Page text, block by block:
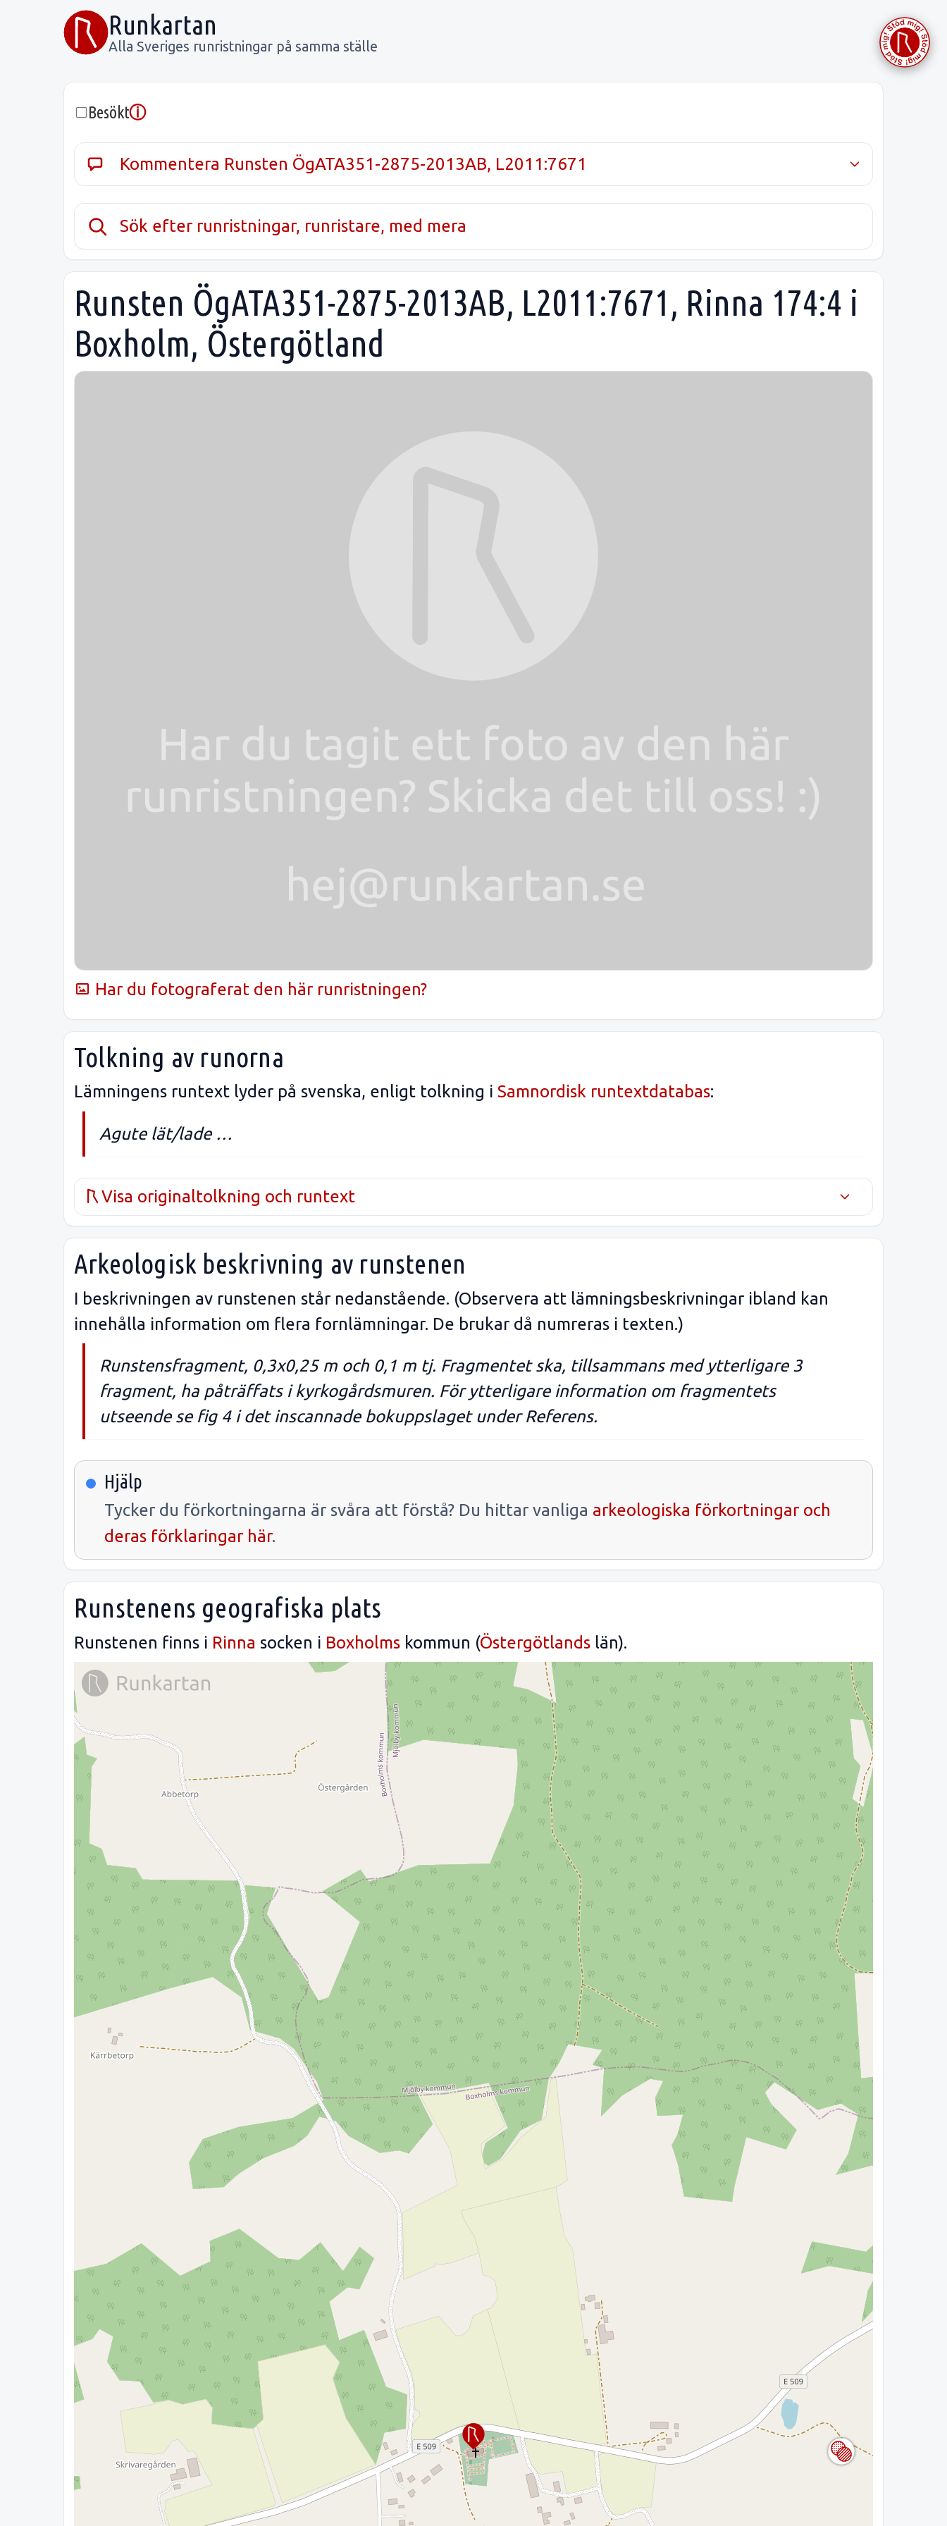
Runkartan
Alla Sveriges runristningar på samma ställe
Besöktⓘ
Kommentera Runsten ÖgATA351-2875-2013AB, L2011:7671
Sök efter runristningar, runristare, med mera
Runsten ÖgATA351-2875-2013AB, L2011:7671, Rinna 174:4 i
Boxholm, Östergötland
Har du fotograferat den här runristningen?
Tolkning av runorna
Lämningens runtext lyder på svenska, enligt tolkning i Samnordisk runtextdatabas:
Agute lät/lade …
Visa originaltolkning och runtext
Arkeologisk beskrivning av runstenen
I beskrivningen av runstenen står nedanstående. (Observera att lämningsbeskrivningar ibland kan
innehålla information om flera fornlämningar. De brukar då numreras i texten.)
Runstensfragment, 0,3x0,25 m och 0,1 m tj. Fragmentet ska, tillsammans med ytterligare 3
fragment, ha påträffats i kyrkogårdsmuren. För ytterligare information om fragmentets
utseende se fig 4 i det inscannade bokuppslaget under Referens.
Hjälp
Tycker du förkortningarna är svåra att förstå? Du hittar vanliga arkeologiska förkortningar och
deras förklaringar här.
Runstenens geografiska plats
Runstenen finns i Rinna socken i Boxholms kommun (Östergötlands län).